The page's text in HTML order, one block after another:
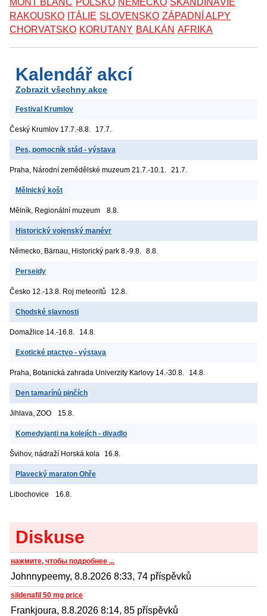
RAKOUSKO ITÁLIE SLOVENSKO ZÁPADNÍ ALPY
CHORVATSKO KORUTANY BALKÁN AFRIKA
Kalendář akcí
Zobrazit všechny akce
Festival Krumlov
Český Krumlov 17.7.-8.8. 17.7.
Pes, pomocník stád - výstava
Praha, Národní zemědělské muzeum 21.7.-10.1. 21.7.
Mělnický košt
Mělník, Regionální muzeum 8.8.
Historický vojenský manévr
Německo, Bärnau, Historický park 8.-9.8. 8.8.
Perseidy
Česko 12.-13.8. Roj meteoritů 12.8.
Chodské slavnosti
Domažlice 14.-16.8. 14.8.
Exotické ptactvo - výstava
Praha, Botanická zahrada Univerzity Karlovy 14.-30.8. 14.8.
Den tamarínů pinčích
Jihlava, ZOO 15.8.
Komedyjanti na kolejích - divadlo
Švihov, nádraží Horská kola 16.8.
Plavecký maraton Ohře
Libochovice 16.8.
Diskuse
нажмите, чтобы подробнее ...
Johnnypeemy, 8.8.2026 8:33, 74 příspěvků
sildenafil 50 mg price
Frankjoura, 8.8.2026 8:14, 85 příspěvků